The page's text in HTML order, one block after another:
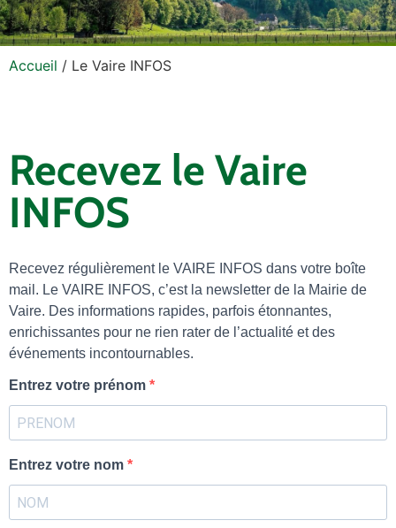
Accueil / Le Vaire INFOS
Recevez le Vaire
INFOS
Recevez régulièrement le VAIRE INFOS dans votre boîte
mail. Le VAIRE INFOS, c’est la newsletter de la Mairie de
Vaire. Des informations rapides, parfois étonnantes,
enrichissantes pour ne rien rater de l’actualité et des
événements incontournables.
Entrez votre prénom
Entrez votre nom